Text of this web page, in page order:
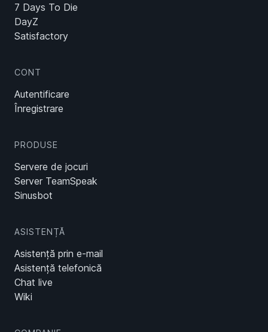
7 Days To Die
DayZ
Satisfactory
CONT
Autentificare
Înregistrare
PRODUSE
Servere de jocuri
Server TeamSpeak
Sinusbot
ASISTENȚĂ
Asistență prin e-mail
Asistență telefonică
Chat live
Wiki